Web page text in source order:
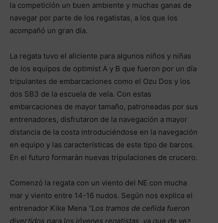
la competición un buen ambiente y muchas ganas de
navegar por parte de los regatistas, a los que los
acompañó un gran día.
La regata tuvo el aliciente para algunos niños y niñas
de los equipos de optimist A y B que fueron por un día
tripulantes de embarcaciones como el Ozu Dos y los
dos SB3 de la escuela de vela. Con estas
embarcaciones de mayor tamaño, patroneadas por sus
entrenadores, disfrutaron de la navegación a mayor
distancia de la costa introduciéndose en la navegación
en equipo y las características de este tipo de barcos.
En el futuro formarán nuevas tripulaciones de crucero.
Comenzó la regata con un viento del NE con mucha
mar y viento entre 14-16 nudos. Según nos explica el
entrenador Kike Mena “Los tramos de ceñida fueron
divertidos para los jóvenes regatistas, ya que de vez